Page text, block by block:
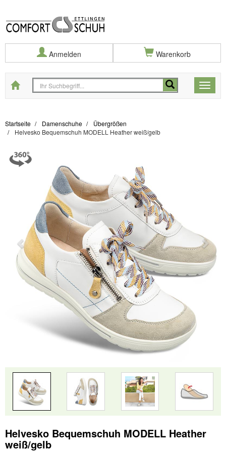
Anmelden Warenkorb
Toggle
Startseite
Startseite Damenschuhe
Übergrößen
Helvesko Bequemschuh MODELL Heather weiß/gelb
Helvesko Bequemschuh MODELL Heather
weiß/gelb